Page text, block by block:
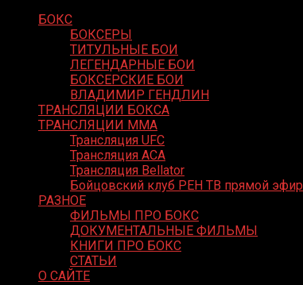
БОКС
БОКСЕРЫ
ТИТУЛЬНЫЕ БОИ
ЛЕГЕНДАРНЫЕ БОИ
БОКСЕРСКИЕ БОИ
ВЛАДИМИР ГЕНДЛИН
ТРАНСЛЯЦИИ БОКСА
ТРАНСЛЯЦИИ MMA
Трансляция UFC
Трансляция ACA
Трансляция Bellator
Бойцовский клуб РЕН ТВ прямой эфир
РАЗНОЕ
ФИЛЬМЫ ПРО БОКС
ДОКУМЕНТАЛЬНЫЕ ФИЛЬМЫ
КНИГИ ПРО БОКС
СТАТЬИ
О САЙТЕ